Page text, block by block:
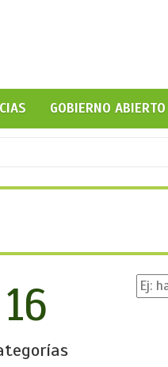
GOBIERNO ABIERTO
16